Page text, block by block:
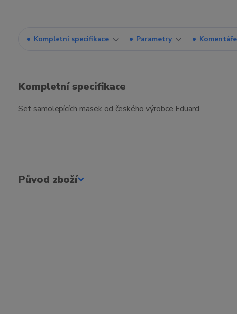
Kompletní specifikace Parametry Komentáře
Kompletní specifikace
Set samolepících masek od českého výrobce Eduard.
Původ zboží